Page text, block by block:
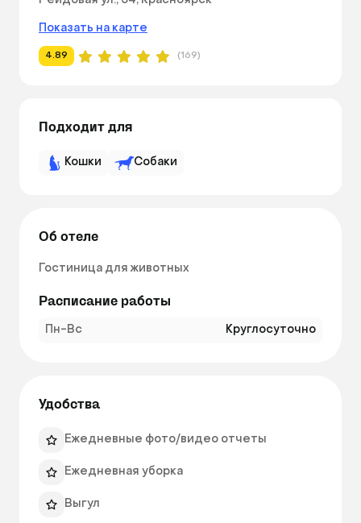
Показать на карте
4.89 (169)
Подходит для
Кошки Собаки
Об отеле
Гостиница для животных
Расписание работы
Пн-Вс Круглосуточно
Удобства
Ежедневные фото/видео отчеты
Ежедневная уборка
Выгул